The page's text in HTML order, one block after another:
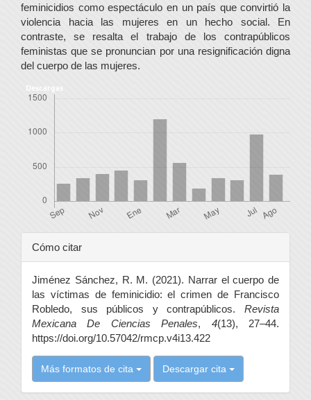
feminicidios como espectáculo en un país que convirtió la
violencia hacia las mujeres en un hecho social. En
contraste, se resalta el trabajo de los contrapúblicos
feministas que se pronuncian por una resignificación digna
del cuerpo de las mujeres.
Descargas
Detalles
del
artículo
Cómo citar
Jiménez Sánchez, R. M. (2021). Narrar el cuerpo de
las víctimas de feminicidio: el crimen de Francisco
Robledo, sus públicos y contrapúblicos. Revista
Mexicana De Ciencias Penales, 4(13), 27–44.
https://doi.org/10.57042/rmcp.v4i13.422
Más formatos de cita Descargar cita